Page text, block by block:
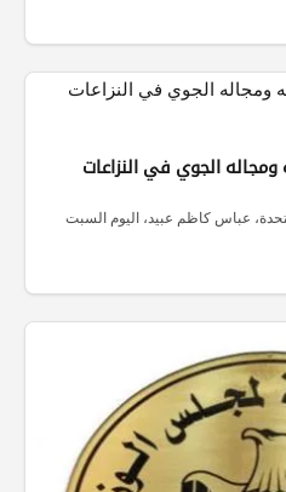
الجوي في النزاعات
عباس كاظم عبيد، اليوم السبت